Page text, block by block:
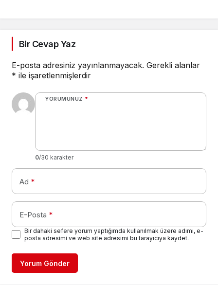
Bir Cevap Yaz
E-posta adresiniz yayınlanmayacak. Gerekli alanlar
* ile işaretlenmişlerdir
YORUMUNUZ *
0/30 karakter
Ad *
E-Posta *
Bir dahaki sefere yorum yaptığımda kullanılmak üzere adımı, e-
posta adresimi ve web site adresimi bu tarayıcıya kaydet.
Yorum Gönder